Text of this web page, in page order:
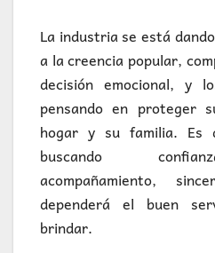
La industria se está
a la creencia popular,
decisión emocional, y
pensando en proteger
hogar y su familia. Es
buscando
acompañamiento,
dependerá el buen
brindar.